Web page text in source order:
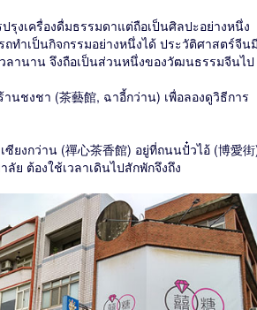
รุงเครื่องดื่มธรรมดาแต่ถือเป็นศิลปะอย่างหนึ่ง
ทำเป็นกิจกรรมอย่างหนึ่งได้ ประวัติศาสตร์จีน
ลานาน จึงถือเป็นส่วนหนึ่งของวัฒนธรรมจีนไป
นชงชา (茶藝館, ฉาอี้กว่าน) เพื่อลองดูวิธีการ
ยงกว่าน (禪心茶香館) อยู่ที่ถนนปั๋วไอ้ (博愛
ย ต้องใช้เวลาเดินไปสักพักจึงถึง